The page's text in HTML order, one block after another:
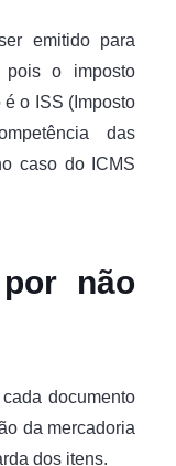
emitido para
pois o imposto
o ISS (Imposto
das
caso do ICMS
não
documento
da mercadoria
dos itens.